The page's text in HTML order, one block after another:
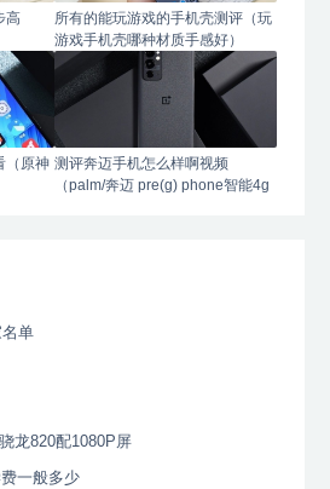
高
所有的能玩游戏的手机壳测评（玩
游戏手机壳哪种材质手感好）
（原神 测评奔迈手机怎么样啊视频
（palm/奔迈 pre(g) phone智能4g
单
龙820配1080P屏
一般多少